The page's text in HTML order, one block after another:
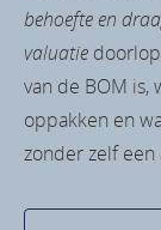
behoefte en
valuatie
van de BOM is,
oppakken en
zonder zelf